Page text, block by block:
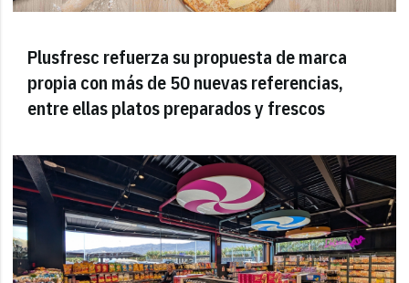
Plusfresc refuerza su propuesta de marca
propia con más de 50 nuevas referencias,
entre ellas platos preparados y frescos